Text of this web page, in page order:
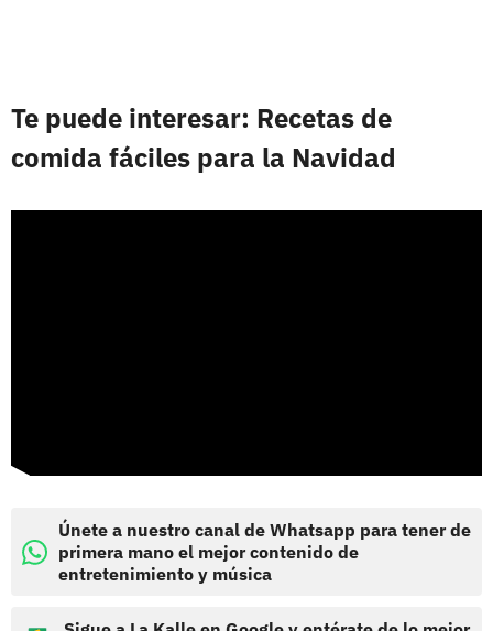
Te puede interesar: Recetas de
comida fáciles para la Navidad
Únete a nuestro canal de Whatsapp para tener de
primera mano el mejor contenido de
entretenimiento y música